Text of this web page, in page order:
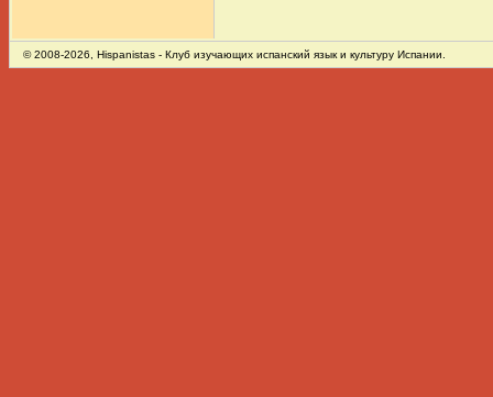
© 2008-2026, Hispanistas - Клуб изучающих испанский язык и культуру Испании.